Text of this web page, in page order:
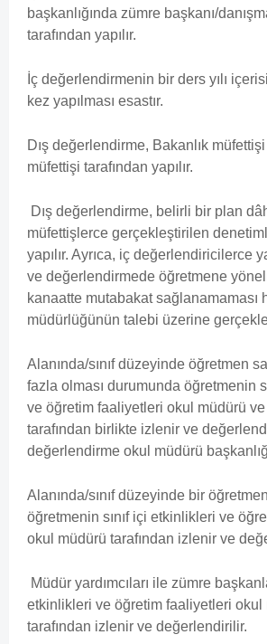
başkanlığında zümre başkanı/
tarafından yapılır.
İç değerlendirmenin bir ders yılı
kez yapılması esastır.
Dış değerlendirme, Bakanlık
müfettişi tarafından yapılır.
Dış değerlendirme, belirli bir plan
müfettişlerce gerçekleştirilen
yapılır. Ayrıca, iç değerlendiricilerce
ve değerlendirmede öğretmene
kanaatte mutabakat sağlanamaması
müdürlüğünün talebi üzerine
Alanında/sınıf düzeyinde öğretmen
fazla olması durumunda öğretmenin
ve öğretim faaliyetleri okul müdürü ve
tarafından birlikte izlenir ve
değerlendirme okul müdürü
Alanında/sınıf düzeyinde bir
öğretmenin sınıf içi etkinlikleri ve
okul müdürü tarafından izlenir ve
Müdür yardımcıları ile zümre
etkinlikleri ve öğretim faaliyetleri okul
tarafından izlenir ve değerlendirilir.